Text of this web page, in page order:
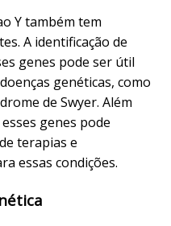
Y também tem
A identificação de
genes pode ser útil
genéticas, como
de Swyer. Além
genes pode
terapias e
essas condições.